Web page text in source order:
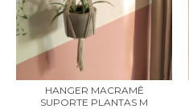
HANGER MACRAMÊ
SUPORTE PLANTAS M